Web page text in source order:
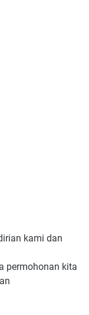
kami dan
permohonan kita